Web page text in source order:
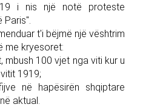
i nis një notë proteste
t'i bëjmë një vështrim
me kryesoret:
mbush 100 vjet nga viti kur u
1919;
në hapësirën shqiptare
aktual.